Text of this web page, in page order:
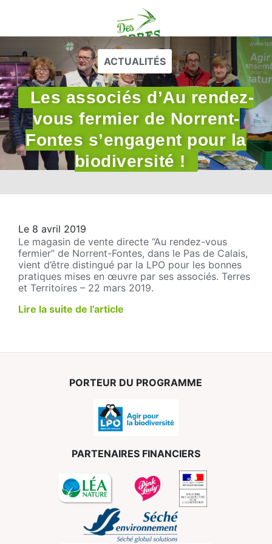
ACTUALITÉS
Les associés d’Au rendez-
vous fermier de Norrent-
Fontes s’engagent pour la
biodiversité !
Le 8 avril 2019
Le magasin de vente directe “Au rendez-vous
fermier” de Norrent-Fontes, dans le Pas de Calais,
vient d’être distingué par la LPO pour les bonnes
pratiques mises en œuvre par ses associés. Terres
et Territoires – 22 mars 2019.
Lire la suite de l’article
PORTEUR DU PROGRAMME
PARTENAIRES FINANCIERS